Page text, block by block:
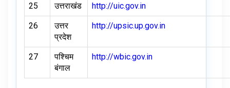
25 उत्तराखंड http://uic.gov.in
26
उत्तर
प्रदेश
http://upsic.up.gov.in
27
पश्चिम
बंगाल
http://wbic.gov.in